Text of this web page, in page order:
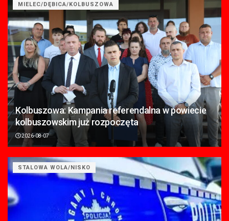
MIELEC/DĘBICA/KOLBUSZOWA
Kolbuszowa: Kampania referendalna w powiecie
kolbuszowskim już rozpoczęta
2026-08-07
STALOWA WOLA/NISKO